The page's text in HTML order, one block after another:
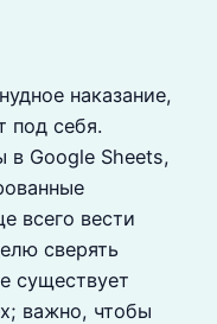
наказание,
под себя.
в Google Sheets,
всего вести
сверять
существует
важно, чтобы